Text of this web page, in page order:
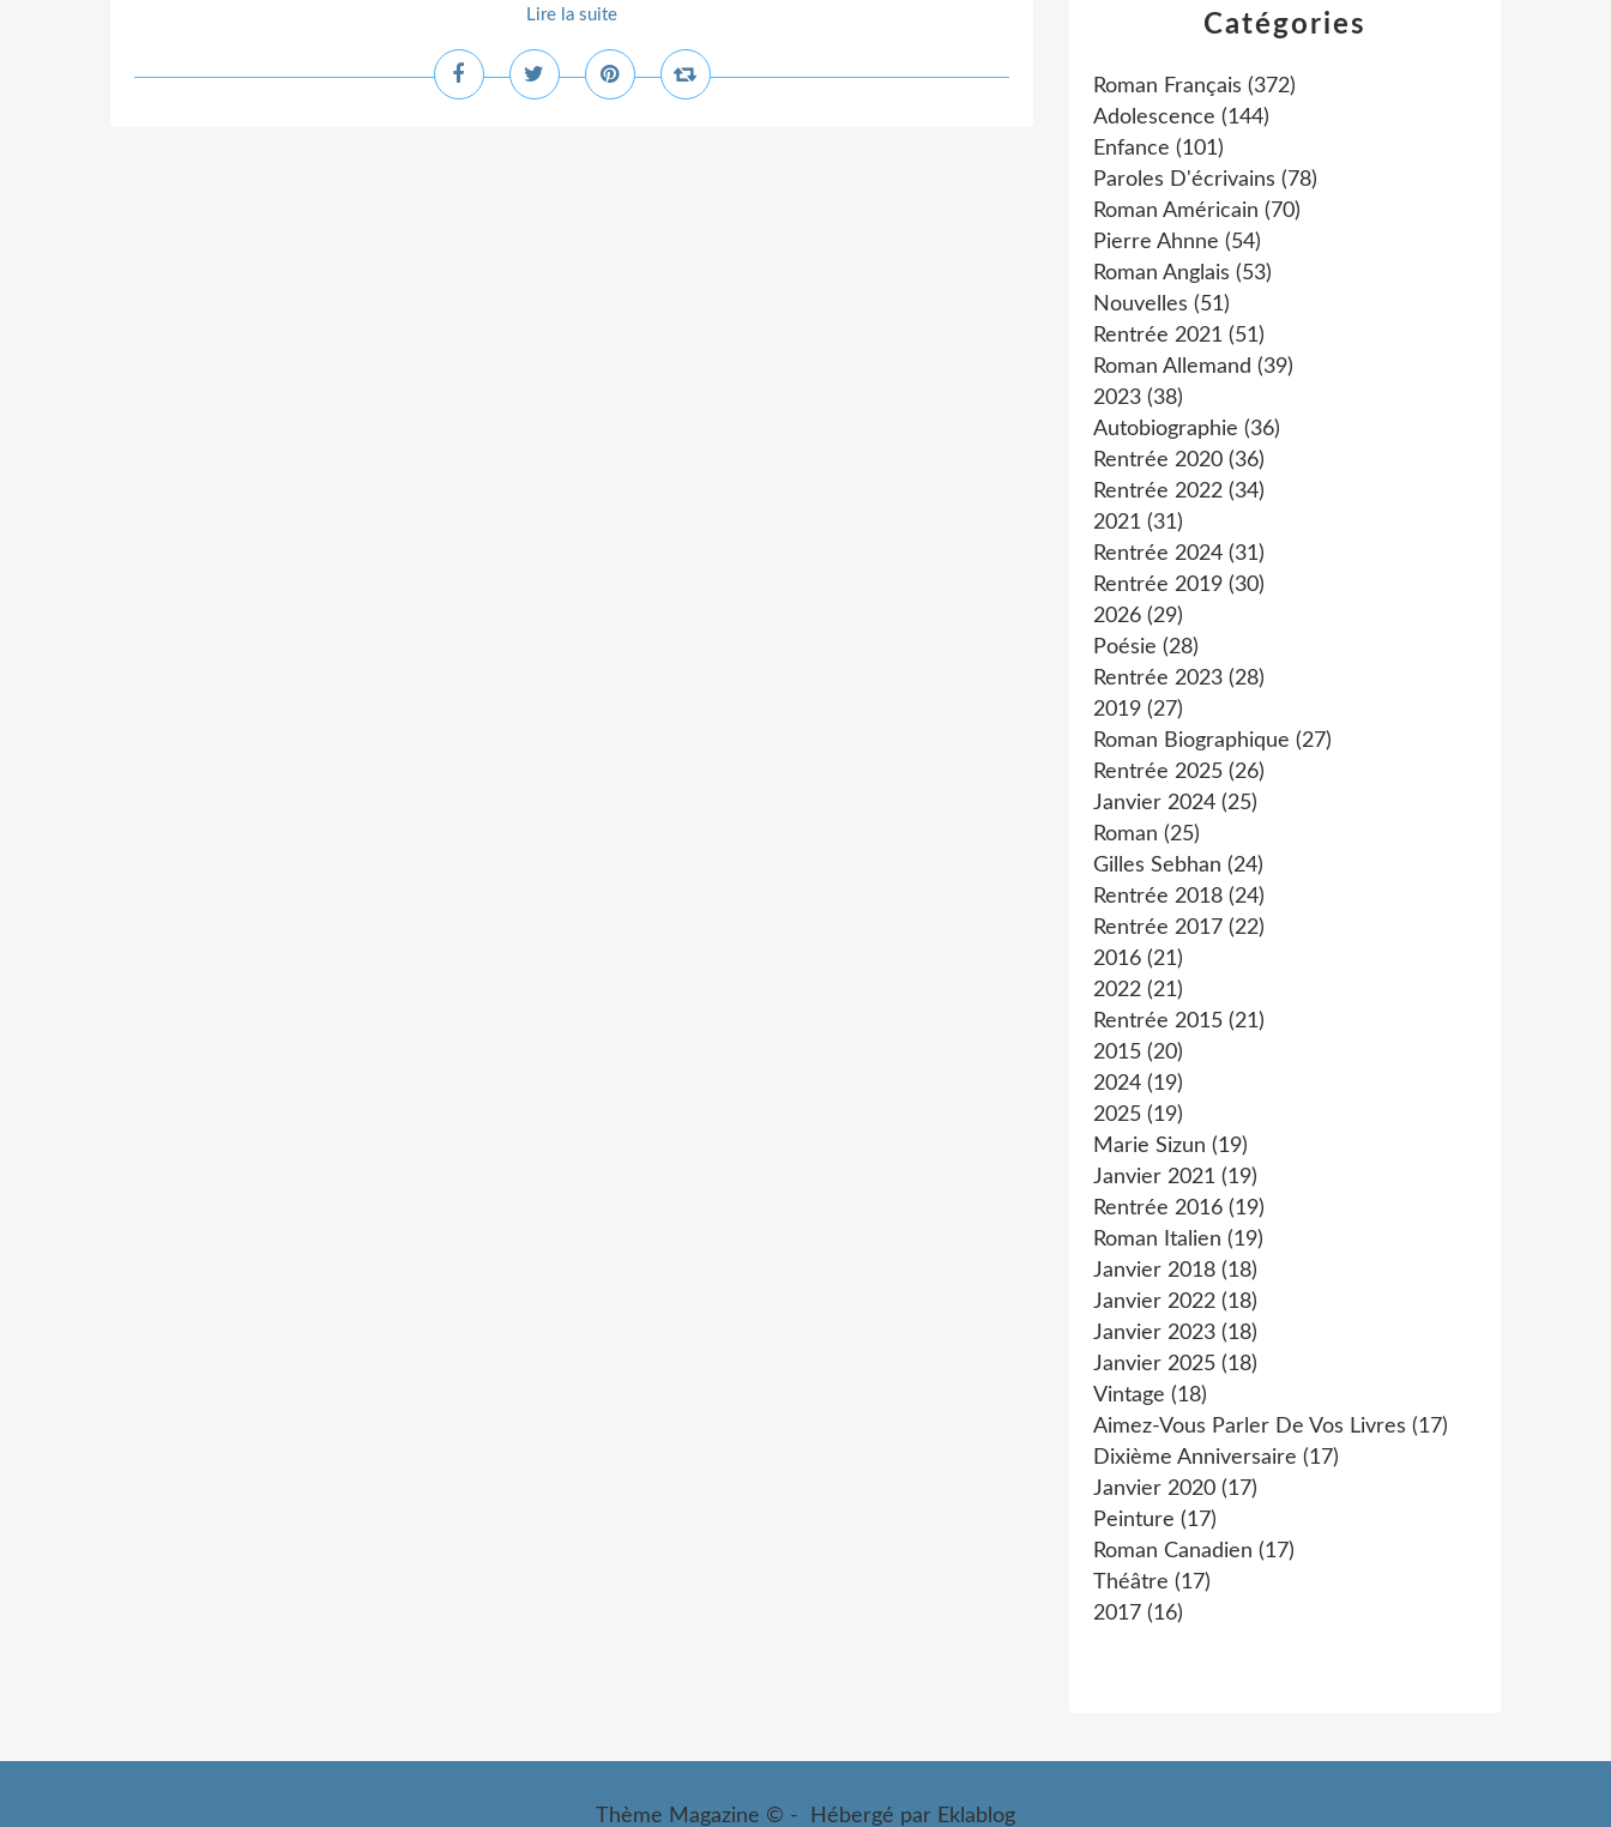
Lire la suite Catégories
Roman Français (372)
Adolescence (144)
Enfance (101)
Paroles D'écrivains (78)
Roman Américain (70)
Pierre Ahnne (54)
Roman Anglais (53)
Nouvelles (51)
Rentrée 2021 (51)
Roman Allemand (39)
2023 (38)
Autobiographie (36)
Rentrée 2020 (36)
Rentrée 2022 (34)
2021 (31)
Rentrée 2024 (31)
Rentrée 2019 (30)
2026 (29)
Poésie (28)
Rentrée 2023 (28)
2019 (27)
Roman Biographique (27)
Rentrée 2025 (26)
Janvier 2024 (25)
Roman (25)
Gilles Sebhan (24)
Rentrée 2018 (24)
Rentrée 2017 (22)
2016 (21)
2022 (21)
Rentrée 2015 (21)
2015 (20)
2024 (19)
2025 (19)
Marie Sizun (19)
Janvier 2021 (19)
Rentrée 2016 (19)
Roman Italien (19)
Janvier 2018 (18)
Janvier 2022 (18)
Janvier 2023 (18)
Janvier 2025 (18)
Vintage (18)
Aimez-Vous Parler De Vos Livres (17)
Dixième Anniversaire (17)
Janvier 2020 (17)
Peinture (17)
Roman Canadien (17)
Théâtre (17)
2017 (16)
Thème Magazine © - Hébergé par Eklablog